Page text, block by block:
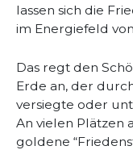
lassen sich die
im Energiefeld
Das regt den
Erde an, der
versiegte oder
An vielen Plätzen
goldene